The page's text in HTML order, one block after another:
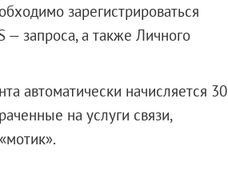
зарегистрироваться
запроса, а также Личного
автоматически начисляется 30
на услуги связи,